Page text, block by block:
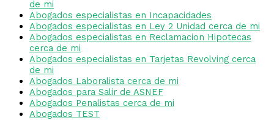
de mi
Abogados especialistas en Incapacidades
Abogados especialistas en Ley 2 Unidad cerca de mi
Abogados especialistas en Reclamacion Hipotecas
cerca de mi
Abogados especialistas en Tarjetas Revolving cerca
de mi
Abogados Laboralista cerca de mi
Abogados para Salir de ASNEF
Abogados Penalistas cerca de mi
Abogados TEST